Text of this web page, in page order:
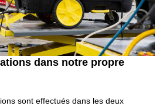
dans notre propre
sont effectués dans les deux